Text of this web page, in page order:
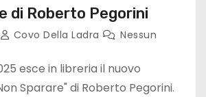
di Roberto Pegorini
Covo Della Ladra
Nessun
esce in libreria il nuovo
Sparare" di Roberto Pegorini.